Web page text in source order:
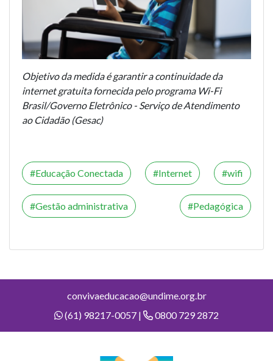
Objetivo da medida é garantir a continuidade da
internet gratuita fornecida pelo programa Wi-Fi
Brasil/Governo Eletrônico - Serviço de Atendimento
ao Cidadão (Gesac)
Educação Conectada Internet wifi
Gestão administrativa Pedagógica
convivaeducacao@undime.org.br
(61) 98217-0057 |
0800 729 2872